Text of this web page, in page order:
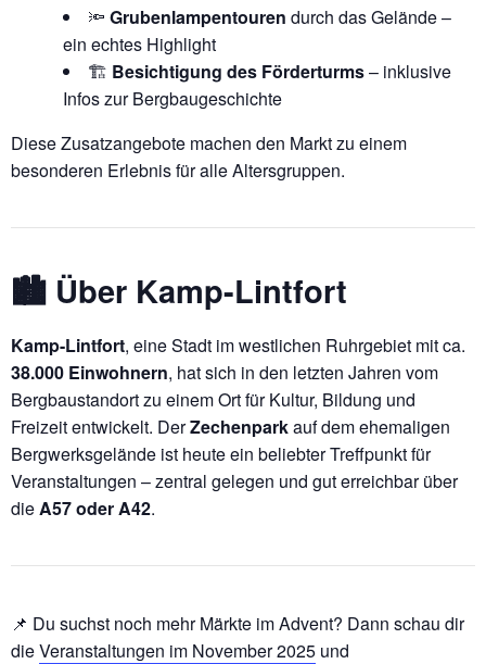
🔦 Grubenlampentouren durch das Gelände –
ein echtes Highlight
🏗️ Besichtigung des Förderturms– inklusive
Infos zur Bergbaugeschichte
Diese Zusatzangebote machen den Markt zu einem
besonderen Erlebnis für alle Altersgruppen.
🏙️ Über Kamp-Lintfort
Kamp-Lintfort, eine Stadt im westlichen Ruhrgebiet mit ca.
38.000 Einwohnern, hat sich in den letzten Jahren vom
Bergbaustandort zu einem Ort für Kultur, Bildung und
Freizeit entwickelt. DerZechenparkauf dem ehemaligen
Bergwerksgelände ist heute ein beliebter Treffpunkt für
Veranstaltungen – zentral gelegen und gut erreichbar über
dieA57 oder A42.
📌 Du suchst noch mehr Märkte im Advent? Dann schau dir
dieVeranstaltungen im November 2025 und